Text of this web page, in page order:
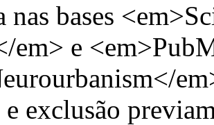
nas bases
em> e
exclusão